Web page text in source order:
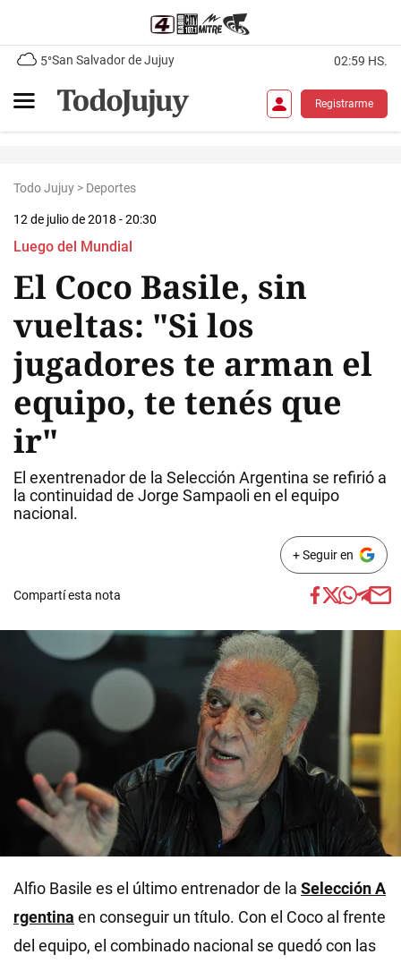
5°San Salvador de Jujuy 02:59 HS.
Registrarme
Todo Jujuy > Deportes
12 de julio de 2018 - 20:30
Luego del Mundial
El Coco Basile, sin
vueltas: "Si los
jugadores te arman el
equipo, te tenés que
ir"
El exentrenador de la Selección Argentina se refirió a
la continuidad de Jorge Sampaoli en el equipo
nacional.
+ Seguir en
Compartí esta nota
Alfio Basile es el último entrenador de la Selección A
rgentina en conseguir un título. Con el Coco al frente
del equipo, el combinado nacional se quedó con las